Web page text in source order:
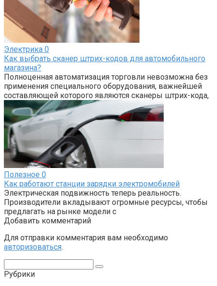
Электрика 0
Как выбрать сканер штрих-кодов для автомобильного
магазина?
Полноценная автоматизация торговли невозможна без
применения специального оборудования, важнейшей
составляющей которого являются сканеры штрих-кода,
Полезное 0
Как работают станции зарядки электромобилей
Электрическая подвижность теперь реальность.
Производители вкладывают огромные ресурсы, чтобы
предлагать на рынке модели с
Добавить комментарий
Для отправки комментария вам необходимо
авторизоваться.
Рубрики